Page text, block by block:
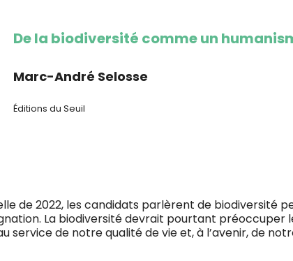
De la biodiversité comme un
Marc-André Selosse
Éditions du Seuil
de 2022, les candidats parlèrent de biodiversité
La biodiversité devrait pourtant préoccuper
service de notre qualité de vie et, à l’avenir, de